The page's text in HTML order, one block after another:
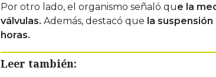
Por otro lado, el organismo señaló que la
válvulas. Además, destacó que la
horas.
Leer también: